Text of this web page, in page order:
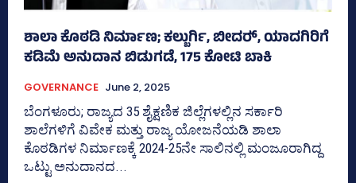
ಶಾಲಾ ಕೊಠಡಿ ನಿರ್ಮಾಣ; ಕಲ್ಬುರ್ಗಿ, ಬೀದರ್‍‌, ಯಾದಗಿರಿಗೆ
ಕಡಿಮೆ ಅನುದಾನ ಬಿಡುಗಡೆ, 175 ಕೋಟಿ ಬಾಕಿ
GOVERNANCE June 2, 2025
ಬೆಂಗಳೂರು; ರಾಜ್ಯದ 35 ಶೈಕ್ಷಣಿಕ ಜಿಲ್ಲೆಗಳಲ್ಲಿನ ಸರ್ಕಾರಿ
ಶಾಲೆಗಳಿಗೆ ವಿವೇಕ ಮತ್ತು ರಾಜ್ಯ ಯೋಜನೆಯಡಿ ಶಾಲಾ
ಕೊಠಡಿಗಳ ನಿರ್ಮಾಣಕ್ಕೆ 2024-25ನೇ ಸಾಲಿನಲ್ಲಿ ಮಂಜೂರಾಗಿದ್ದ
ಒಟ್ಟು ಅನುದಾನದ...